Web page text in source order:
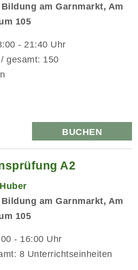
am Garnmarkt, Am
105
- 21:40 Uhr
gesamt: 150
BUCHEN
A2
am Garnmarkt, Am
105
- 16:00 Uhr
8 Unterrichtseinheiten